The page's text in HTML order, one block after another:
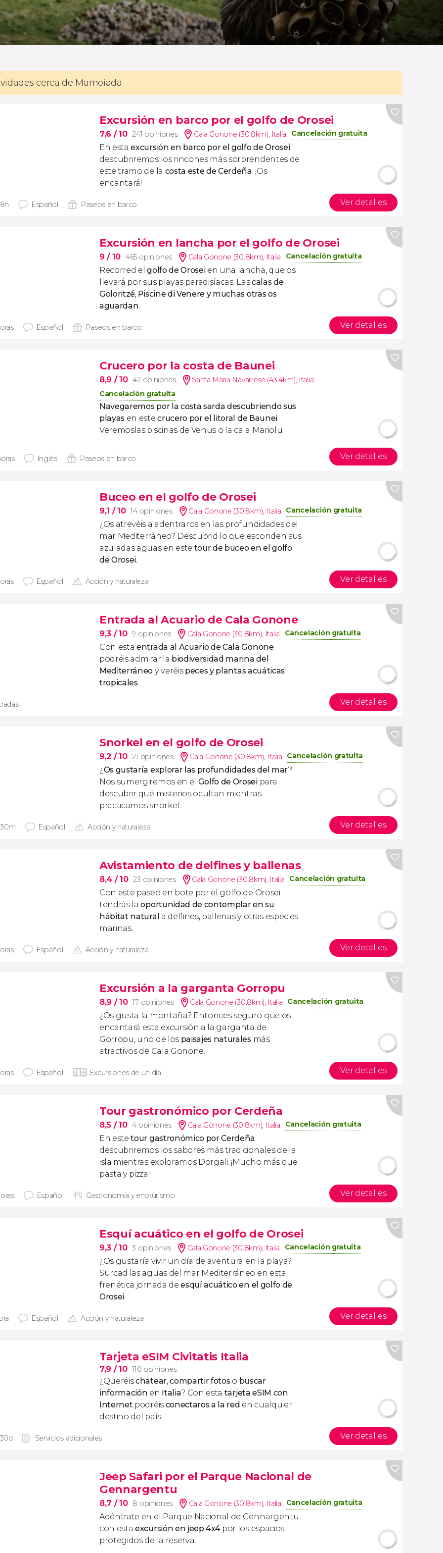
cerca de Mamoiada
Excursión en barco por el golfo de Orosei
7,6 / 10 241 opiniones Cala Gonone (30.8km), Italia Cancelación gratuita
En estaexcursión en barco por el golfo de Orosei
descubriremos los rincones más sorprendentes de
este tramo de la costa este de Cerdeña. ¡Os
encantará!
Español Paseos en barco Ver detalles
Excursión en lancha por el golfo de Orosei
9/ 10 465 opiniones Cala Gonone (30.8km), Italia Cancelación gratuita
Recorred elgolfo de Oroseien una lancha, que os
llevará por sus playas paradisíacas. Lascalas de
Goloritzé, Piscine di Venere y muchas otras os
aguardan.
Español Paseos en barco Ver detalles
Crucero por la costa de Baunei
8,9 / 10 42 opiniones Santa Maria Navarrese (43.4km), Italia
Cancelación gratuita
Navegaremos por la costa sarda descubriendo sus
playas en estecrucero por el litoral de Baunei.
Veremoslas piscinas de Venus o la cala Mariolu.
Inglés Paseos en barco Ver detalles
Buceo en el golfo de Orosei
9,1 / 10 14 opiniones Cala Gonone (30.8km), Italia Cancelación gratuita
¿Os atrevéis a adentraros en las profundidades del
mar Mediterráneo? Descubrid lo que esconden sus
azuladas aguas en este tour de buceo en el golfo
de Orosei.
Español Acción y naturaleza Ver detalles
Entrada al Acuario de Cala Gonone
9,3 / 10 9 opiniones Cala Gonone (30.8km), Italia Cancelación gratuita
Con estaentrada al Acuario de Cala Gonone
podréis admirar la biodiversidad marina del
Mediterráneo y veréis peces y plantas acuáticas
tropicales.
Ver detalles
Snorkel en el golfo de Orosei
9,2 / 10 21 opiniones Cala Gonone (30.8km), Italia Cancelación gratuita
¿ Os gustaría explorar las profundidades del mar?
Nos sumergiremos en el Golfo de Oroseipara
descubrir qué misterios ocultan mientras
practicamos snorkel.
Español Acción y naturaleza Ver detalles
Avistamiento de delfines y ballenas
8,4 / 10 23 opiniones Cala Gonone (30.8km), Italia Cancelación gratuita
Con este paseo en bote por el golfo de Orosei
tendrás laoportunidad de contemplar en su
hábitat natural a delfines, ballenas y otras especies
marinas.
Español Acción y naturaleza Ver detalles
Excursión a la garganta Gorropu
8,9 / 10 17 opiniones Cala Gonone (30.8km), Italia Cancelación gratuita
¿Os gusta la montaña? Entonces seguro que os
encantará esta excursión a la garganta de
Gorropu, uno de lospaisajes naturalesmás
atractivos de Cala Gonone.
Español Excursiones de un día Ver detalles
Tour gastronómico por Cerdeña
8,5 / 10 4 opiniones Cala Gonone (30.8km), Italia Cancelación gratuita
En este tour gastronómico por Cerdeña
descubriremos los sabores más tradicionales de la
isla mientras exploramos Dorgali. ¡Mucho más que
pasta y pizza!
Español Gastronomía y enoturismo Ver detalles
Esquí acuático en el golfo de Orosei
9,3 / 10 3 opiniones Cala Gonone (30.8km), Italia Cancelación gratuita
¿Os gustaría vivir un día de aventura en la playa?
Surcad las aguas del mar Mediterráneo en esta
frenética jornada de esquí acuático en el golfo de
Orosei.
Español Acción y naturaleza Ver detalles
Tarjeta eSIM Civitatis Italia
7,9 / 10 110 opiniones
¿Queréischatear,compartir fotoso buscar
información en Italia? Con esta tarjeta eSIM con
Internet podréis conectaros a la red en cualquier
destino del país.
Servicios adicionales Ver detalles
Jeep Safari por el Parque Nacional de
Gennargentu
8,7 / 10 8 opiniones Cala Gonone (30.8km), Italia Cancelación gratuita
Adéntrate en el Parque Nacional de Gennargentu
con estaexcursión en jeep 4x4por los espacios
protegidos de la reserva.